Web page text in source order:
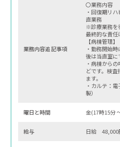
業務内容追記事項
〇業務内容
・回復期リ
直業務
※診療業務を
最終的な責任
【病棟管理】
・勤務開始
後は当直室に
・病棟から
どです。検
ます。
・カルテ：
製）
曜⽇と時間 金(17時15分
給与 日給 48,000